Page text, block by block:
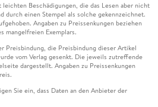
Beschädigungen, die das Lesen aber nicht
durch einen Stempel als solche gekennzeichnet.
Angaben zu Preissenkungen beziehen
mangelfreien Exemplars.
Preisbindung, die Preisbindung dieser Artikel
vom Verlag gesenkt. Die jeweils zutreffende
dargestellt. Angaben zu Preissenkungen
Sie ein, dass Daten an den Anbieter der